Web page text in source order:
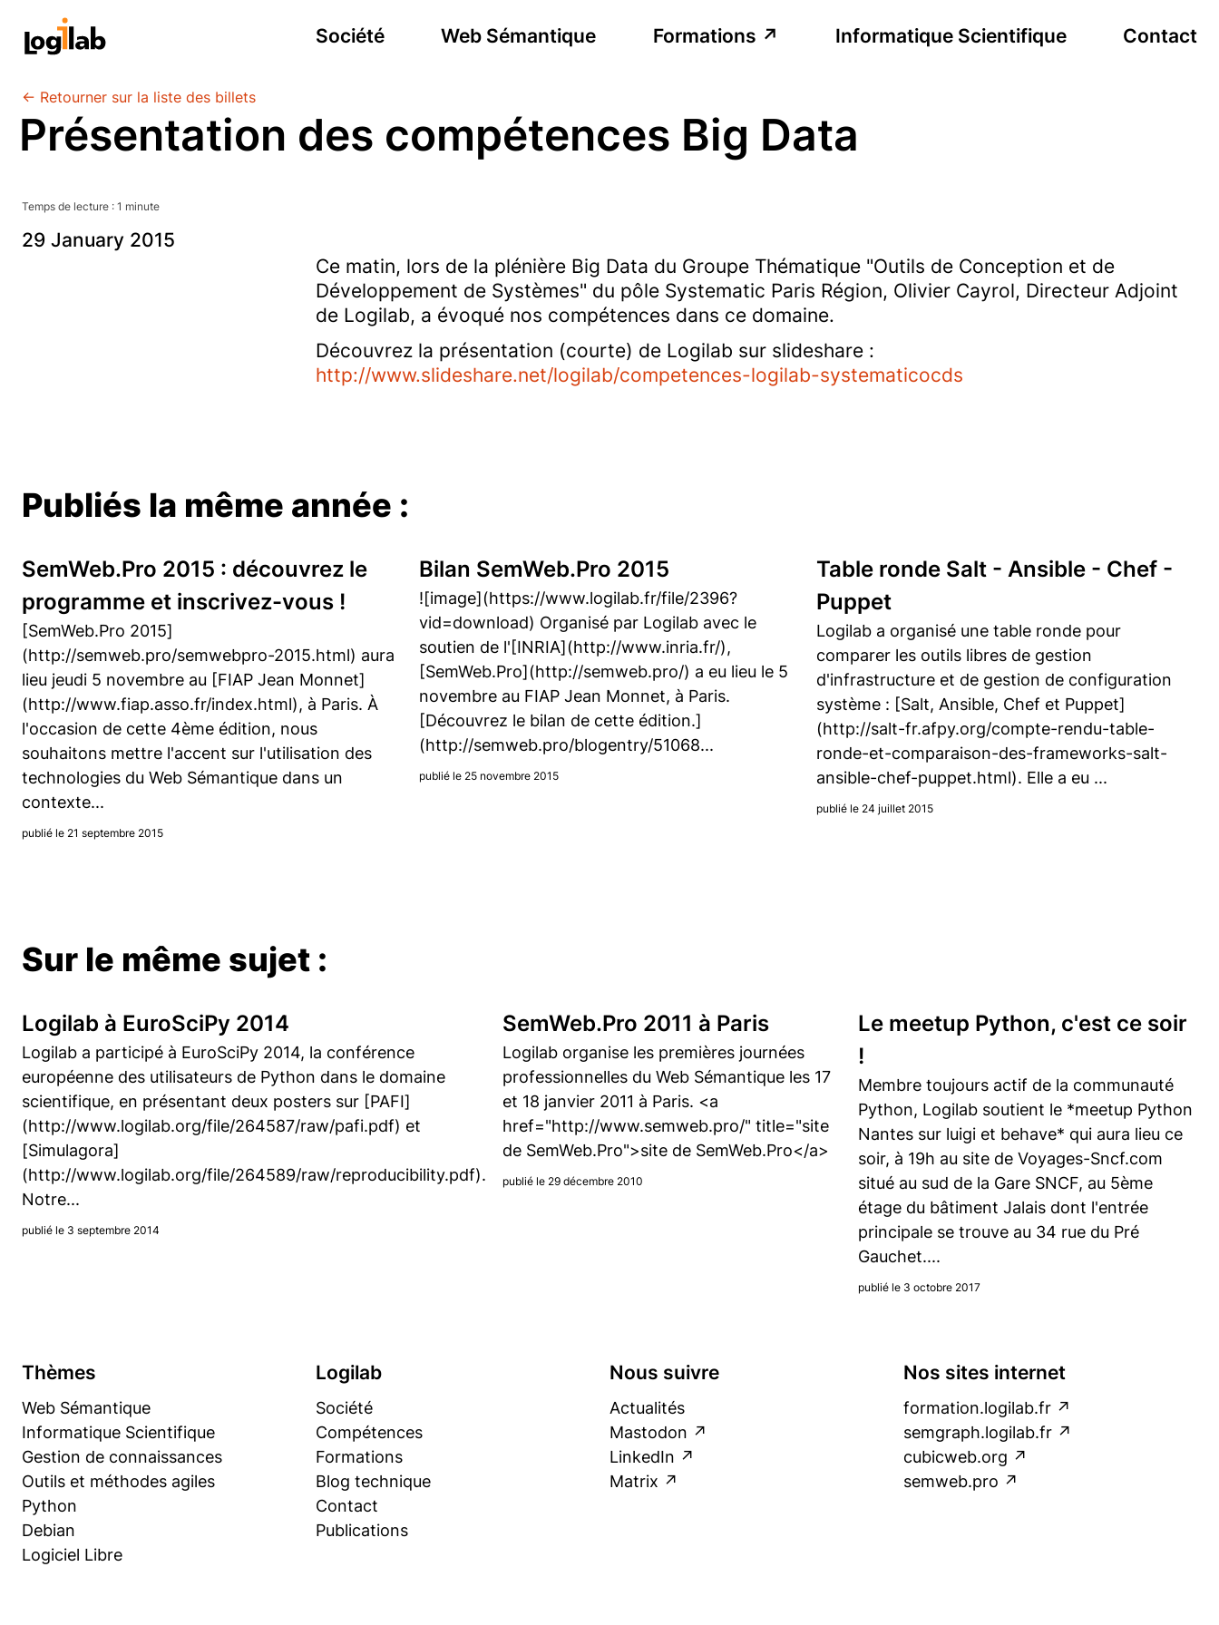
Société Web Sémantique Formations Informatique Scientifique Contact
← Retourner sur la liste des billets
Présentation des compétences Big Data
Temps de lecture : 1 minute
29 January 2015
Ce matin, lors de la plénière Big Data du Groupe Thématique "Outils de Conception et de
Développement de Systèmes" du pôle Systematic Paris Région, Olivier Cayrol, Directeur Adjoint
de Logilab, a évoqué nos compétences dans ce domaine.
Découvrez la présentation (courte) de Logilab sur slideshare :
http://www.slideshare.net/logilab/competences-logilab-systematicocds
Publiés la même année :
SemWeb.Pro 2015 : découvrez le
programme et inscrivez-vous !
[SemWeb.Pro 2015]
(http://semweb.pro/semwebpro-2015.html) aura
lieu jeudi 5 novembre au [FIAP Jean Monnet]
(http://www.fiap.asso.fr/index.html), à Paris. À
l'occasion de cette 4ème édition, nous
souhaitons mettre l'accent sur l'utilisation des
technologies du Web Sémantique dans un
contexte...
publié le 21 septembre 2015
Bilan SemWeb.Pro 2015
![image](https://www.logilab.fr/file/2396?
vid=download) Organisé par Logilab avec le
soutien de l'[INRIA](http://www.inria.fr/),
[SemWeb.Pro](http://semweb.pro/) a eu lieu le 5
novembre au FIAP Jean Monnet, à Paris.
[Découvrez le bilan de cette édition.]
(http://semweb.pro/blogentry/51068...
publié le 25 novembre 2015
Table ronde Salt - Ansible - Chef -
Puppet
Logilab a organisé une table ronde pour
comparer les outils libres de gestion
d'infrastructure et de gestion de configuration
système : [Salt, Ansible, Chef et Puppet]
(http://salt-fr.afpy.org/compte-rendu-table-
ronde-et-comparaison-des-frameworks-salt-
ansible-chef-puppet.html). Elle a eu ...
publié le 24 juillet 2015
Sur le même sujet :
Logilab à EuroSciPy 2014
Logilab a participé à EuroSciPy 2014, la conférence
européenne des utilisateurs de Python dans le domaine
scientifique, en présentant deux posters sur [PAFI]
(http://www.logilab.org/file/264587/raw/pafi.pdf) et
[Simulagora]
(http://www.logilab.org/file/264589/raw/reproducibility.pdf).
Notre...
publié le 3 septembre 2014
SemWeb.Pro 2011 à Paris
Logilab organise les premières journées
professionnelles du Web Sémantique les 17
et 18 janvier 2011 à Paris. <a
href="http://www.semweb.pro/" title="site
de SemWeb.Pro">site de SemWeb.Pro</a>
publié le 29 décembre 2010
Le meetup Python, c'est ce soir
!
Membre toujours actif de la communauté
Python, Logilab soutient le *meetup Python
Nantes sur luigi et behave* qui aura lieu ce
soir, à 19h au site de Voyages-Sncf.com
situé au sud de la Gare SNCF, au 5ème
étage du bâtiment Jalais dont l'entrée
principale se trouve au 34 rue du Pré
Gauchet....
publié le 3 octobre 2017
Thèmes
Web Sémantique
Informatique Scientifique
Gestion de connaissances
Outils et méthodes agiles
Python
Debian
Logiciel Libre
Logilab
Société
Compétences
Formations
Blog technique
Contact
Publications
Nous suivre
Actualités
Mastodon
LinkedIn
Matrix
Nos sites internet
formation.logilab.fr
semgraph.logilab.fr
cubicweb.org
semweb.pro